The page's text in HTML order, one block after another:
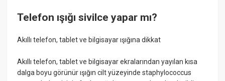
Telefon ışığı sivilce yapar mı?
Akıllı telefon, tablet ve bilgisayar ışığına dikkat
Akıllı telefon, tablet ve bilgisayar ekralarından yayılan kısa
dalga boyu görünür ışığın cilt yüzeyinde staphylococcus